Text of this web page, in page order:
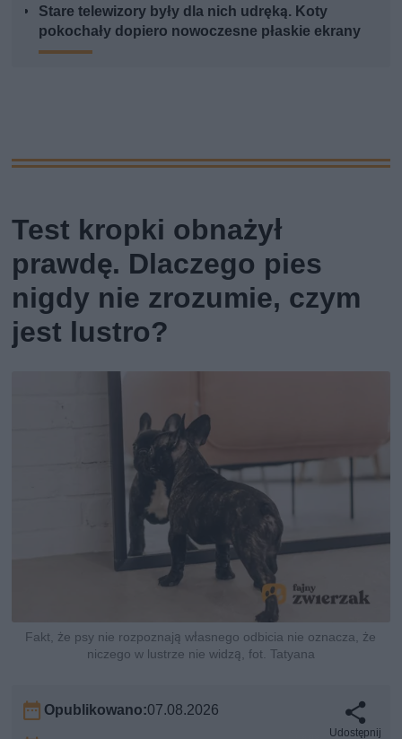
Stare telewizory były dla nich udręką. Koty
pokochały dopiero nowoczesne płaskie ekrany
Test kropki obnażył
prawdę. Dlaczego pies
nigdy nie zrozumie, czym
jest lustro?
Fakt, że psy nie rozpoznają własnego odbicia nie oznacza, że
niczego w lustrze nie widzą, fot. Tatyana
Opublikowano:07.08.2026
Udostępnij